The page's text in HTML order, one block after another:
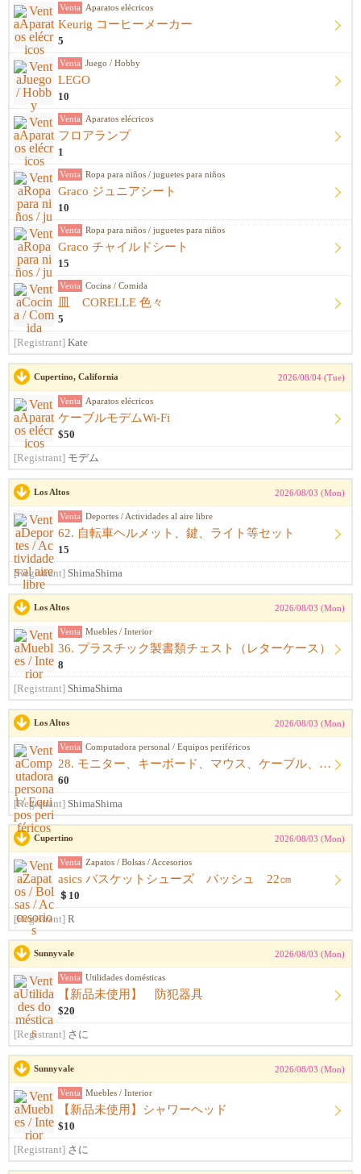
Venta Aparatos elécricos
Keurig コーヒーメーカー
5
Venta Juego / Hobby
LEGO
10
Venta Aparatos elécricos
フロアランプ
1
Venta Ropa para niños / juguetes para niños
Graco ジュニアシート
10
Venta Ropa para niños / juguetes para niños
Graco チャイルドシート
15
Venta Cocina / Comida
皿 CORELLE 色々
5
[Registrant] Kate
Cupertino, California 2026/08/04 (Tue)
Venta Aparatos elécricos
ケーブルモデムWi-Fi
$50
[Registrant] モデム
Los Altos 2026/08/03 (Mon)
Venta Deportes / Actividades al aire libre
62. 自転車ヘルメット、鍵、ライト等セット
15
[Registrant] ShimaShima
Los Altos 2026/08/03 (Mon)
Venta Muebles / Interior
36. プラスチック製書類チェスト（レターケース）
8
[Registrant] ShimaShima
Los Altos 2026/08/03 (Mon)
Venta Computadora personal / Equipos periféricos
28. モニター、キーボード、マウス、ケーブル、アームレスト一式
60
[Registrant] ShimaShima
Cupertino 2026/08/03 (Mon)
Venta Zapatos / Bolsas / Accesorios
asics バスケットシューズ バッシュ 22㎝
＄10
[Registrant] R
Sunnyvale 2026/08/03 (Mon)
Venta Utilidades domésticas
【新品未使用】 防犯器具
$20
[Registrant] さに
Sunnyvale 2026/08/03 (Mon)
Venta Muebles / Interior
【新品未使用】シャワーヘッド
$10
[Registrant] さに